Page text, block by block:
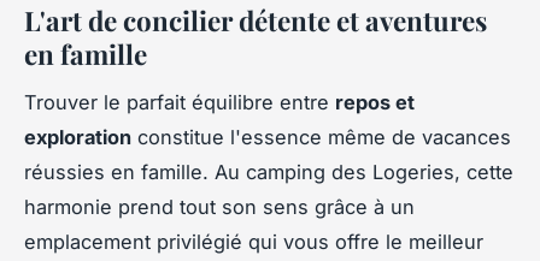
L'art de concilier détente et aventures
en famille
Trouver le parfait équilibre entre repos et
exploration constitue l'essence même de vacances
réussies en famille. Au camping des Logeries, cette
harmonie prend tout son sens grâce à un
emplacement privilégié qui vous offre le meilleur